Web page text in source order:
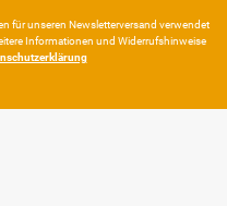
für unseren News­letter­versand ver­wen­det
Infor­mationen und Wider­rufshin­weise